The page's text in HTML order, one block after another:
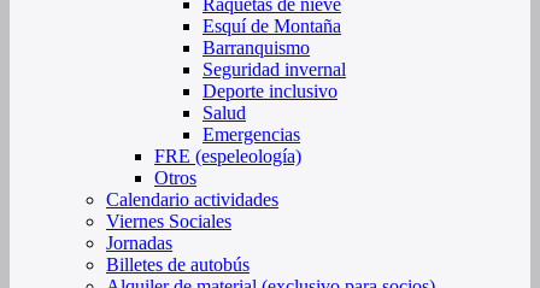
Raquetas de nieve
Esquí de Montaña
Barranquismo
Seguridad invernal
Deporte inclusivo
Salud
Emergencias
FRE (espeleología)
Otros
Calendario actividades
Viernes Sociales
Jornadas
Billetes de autobús